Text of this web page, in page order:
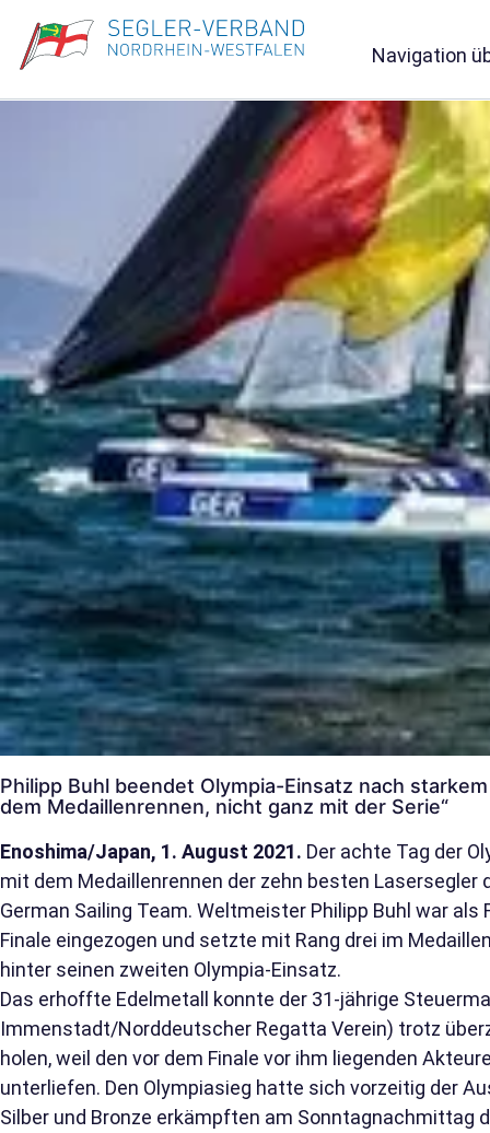
Navigation
Philipp Buhl beendet Olympia-Einsatz nach
dem Medaillenrennen, nicht ganz mit der Serie“
Enoshima/Japan, 1. August 2021. Der achte Tag der
mit dem Medaillenrennen der zehn besten
German Sailing Team. Weltmeister Philipp Buhl war
Finale eingezogen und setzte mit Rang drei im
hinter seinen zweiten Olympia-Einsatz.
Das erhoffte Edelmetall konnte der 31-jährige
Immenstadt/Norddeutscher Regatta Verein) trotz
holen, weil den vor dem Finale vor ihm liegenden
unterliefen. Den Olympiasieg hatte sich vorzeitig der
Silber und Bronze erkämpften am Sonntagnachmittag